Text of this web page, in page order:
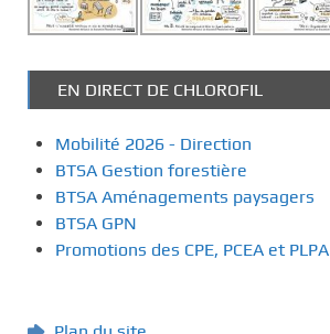
EN DIRECT DE CHLOROFIL
Mobilité 2026 - Direction
BTSA Gestion forestière
BTSA Aménagements paysagers
BTSA GPN
Promotions des CPE, PCEA et PLPA